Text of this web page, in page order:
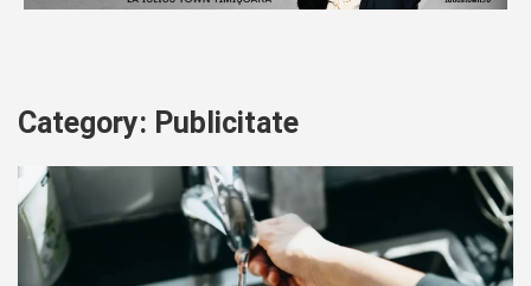
Category: Publicitate